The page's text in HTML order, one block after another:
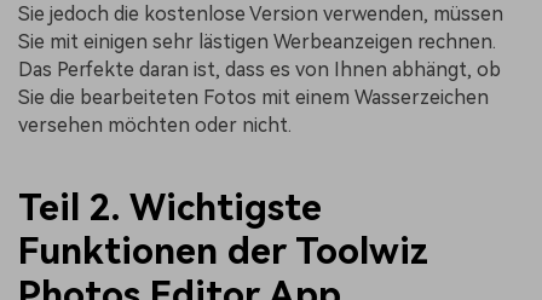
Sie jedoch die kostenlose Version verwenden, müssen
Sie mit einigen sehr lästigen Werbeanzeigen rechnen.
Das Perfekte daran ist, dass es von Ihnen abhängt, ob
Sie die bearbeiteten Fotos mit einem Wasserzeichen
versehen möchten oder nicht.
Teil 2. Wichtigste
Funktionen der Toolwiz